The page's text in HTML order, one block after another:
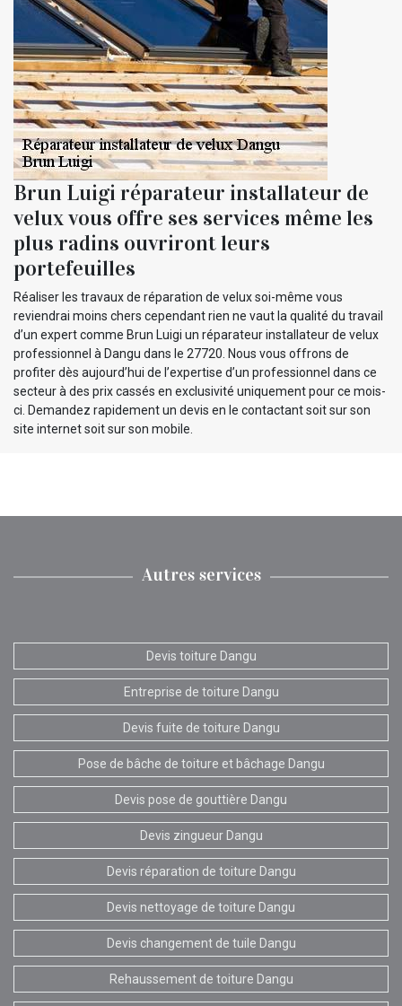
Brun Luigi réparateur installateur de
velux vous offre ses services même les
plus radins ouvriront leurs
portefeuilles
Réaliser les travaux de réparation de velux soi-même vous
reviendrai moins chers cependant rien ne vaut la qualité du travail
d’un expert comme Brun Luigi un réparateur installateur de velux
professionnel à Dangu dans le 27720. Nous vous offrons de
profiter dès aujourd’hui de l’expertise d’un professionnel dans ce
secteur à des prix cassés en exclusivité uniquement pour ce mois-
ci. Demandez rapidement un devis en le contactant soit sur son
site internet soit sur son mobile.
Autres services
Devis toiture Dangu
Entreprise de toiture Dangu
Devis fuite de toiture Dangu
Pose de bâche de toiture et bâchage Dangu
Devis pose de gouttière Dangu
Devis zingueur Dangu
Devis réparation de toiture Dangu
Devis nettoyage de toiture Dangu
Devis changement de tuile Dangu
Rehaussement de toiture Dangu